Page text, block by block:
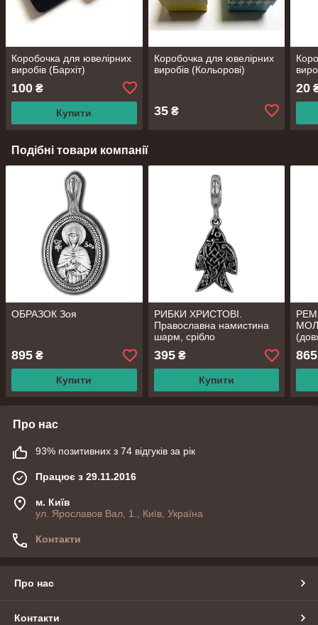
Коробочка для ювелірних
виробів (Бархіт)
100 ₴
Купити
Коробочка для ювелірних
виробів (Кольорові)
35₴
20
Подібні товари компанії
ОБРАЗОК Зоя
895 ₴
Купити
РИБКИ ХРИСТОВІ.
Православна намистина
шарм, срібло
395₴
Купити
865
Про нас
93% позитивних з 74 відгуків за рік
Працює з 29.11.2016
м. Київ
ул. Ярославов Вал, 1., Київ, Україна
Контакти
Про нас
Контакти